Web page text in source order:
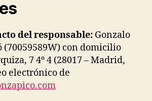
del responsable: Gonzalo
(70059589W) con domicilio
7 4º 4 (28017 – Madrid,
electrónico de